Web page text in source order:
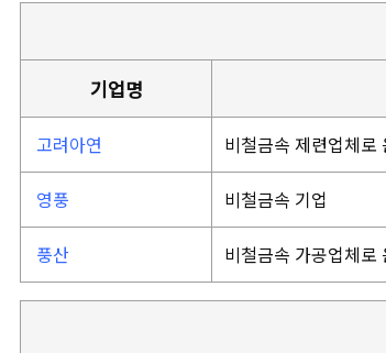
기업명
고려아연 비철금속 제련업체로
영풍 비철금속 기업
풍산 비철금속 가공업체로